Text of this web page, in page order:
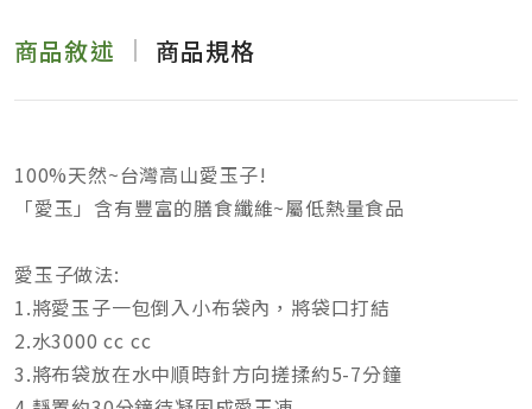
商品敘述 商品規格
100%天然~台灣高山愛玉子!
「愛玉」含有豐富的膳食纖維~屬低熱量食品
愛玉子做法:
1.將愛玉子一包倒入小布袋內，將袋口打結
2.水3000 cc cc
3.將布袋放在水中順時針方向搓揉約5-7分鐘